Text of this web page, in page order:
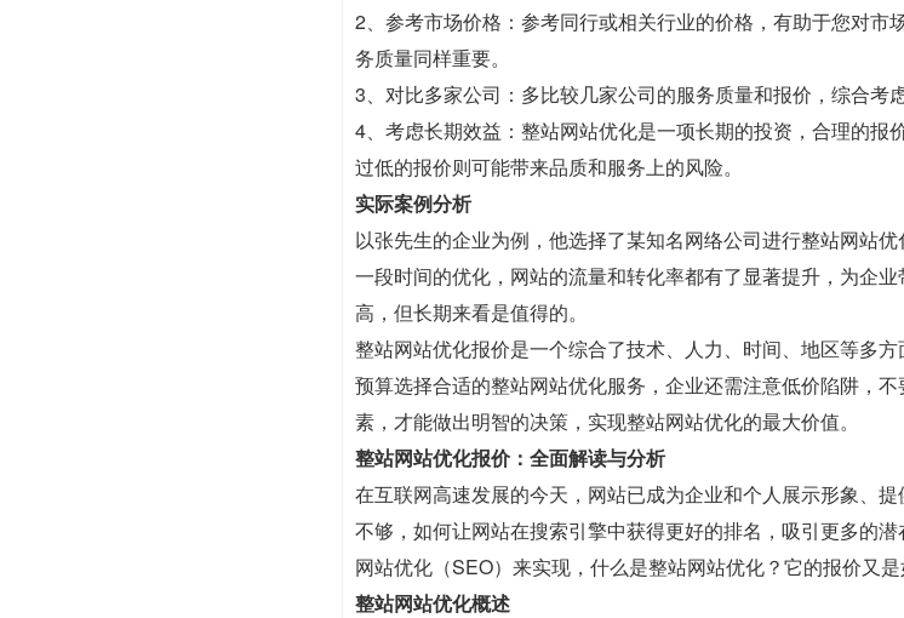
2、参考市场价格：参考同行或相关行业的价格，有助于您对
务质量同样重要。
3、对比多家公司：多比较几家公司的服务质量和报价，综合考
4、考虑长期效益：整站网站优化是一项长期的投资，合理的
过低的报价则可能带来品质和服务上的风险。
实际案例分析
以张先生的企业为例，他选择了某知名网络公司进行整站网站
一段时间的优化，网站的流量和转化率都有了显著提升，为企
高，但长期来看是值得的。
整站网站优化报价是一个综合了技术、人力、时间、地区等多
预算选择合适的整站网站优化服务，企业还需注意低价陷阱，
素，才能做出明智的决策，实现整站网站优化的最大价值。
整站网站优化报价：全面解读与分析
在互联网高速发展的今天，网站已成为企业和个人展示形象、
不够，如何让网站在搜索引擎中获得更好的排名，吸引更多的
网站优化（SEO）来实现，什么是整站网站优化？它的报价又
整站网站优化概述